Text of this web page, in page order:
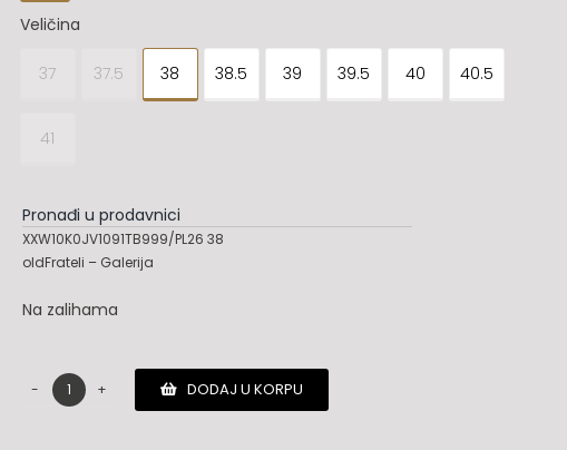
Veličina
37 37.5 38 38.5 39 39.5 40 40.5
41
Pronađi u prodavnici
XXW10K0JV1091TB999/PL26 38
oldFrateli – Galerija
Na zalihama
Tods
DODAJ U KORPU